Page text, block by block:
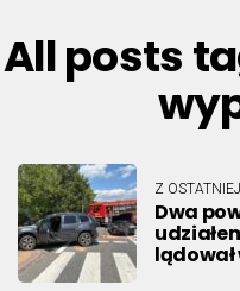
All posts
Z
Dwa
lądował